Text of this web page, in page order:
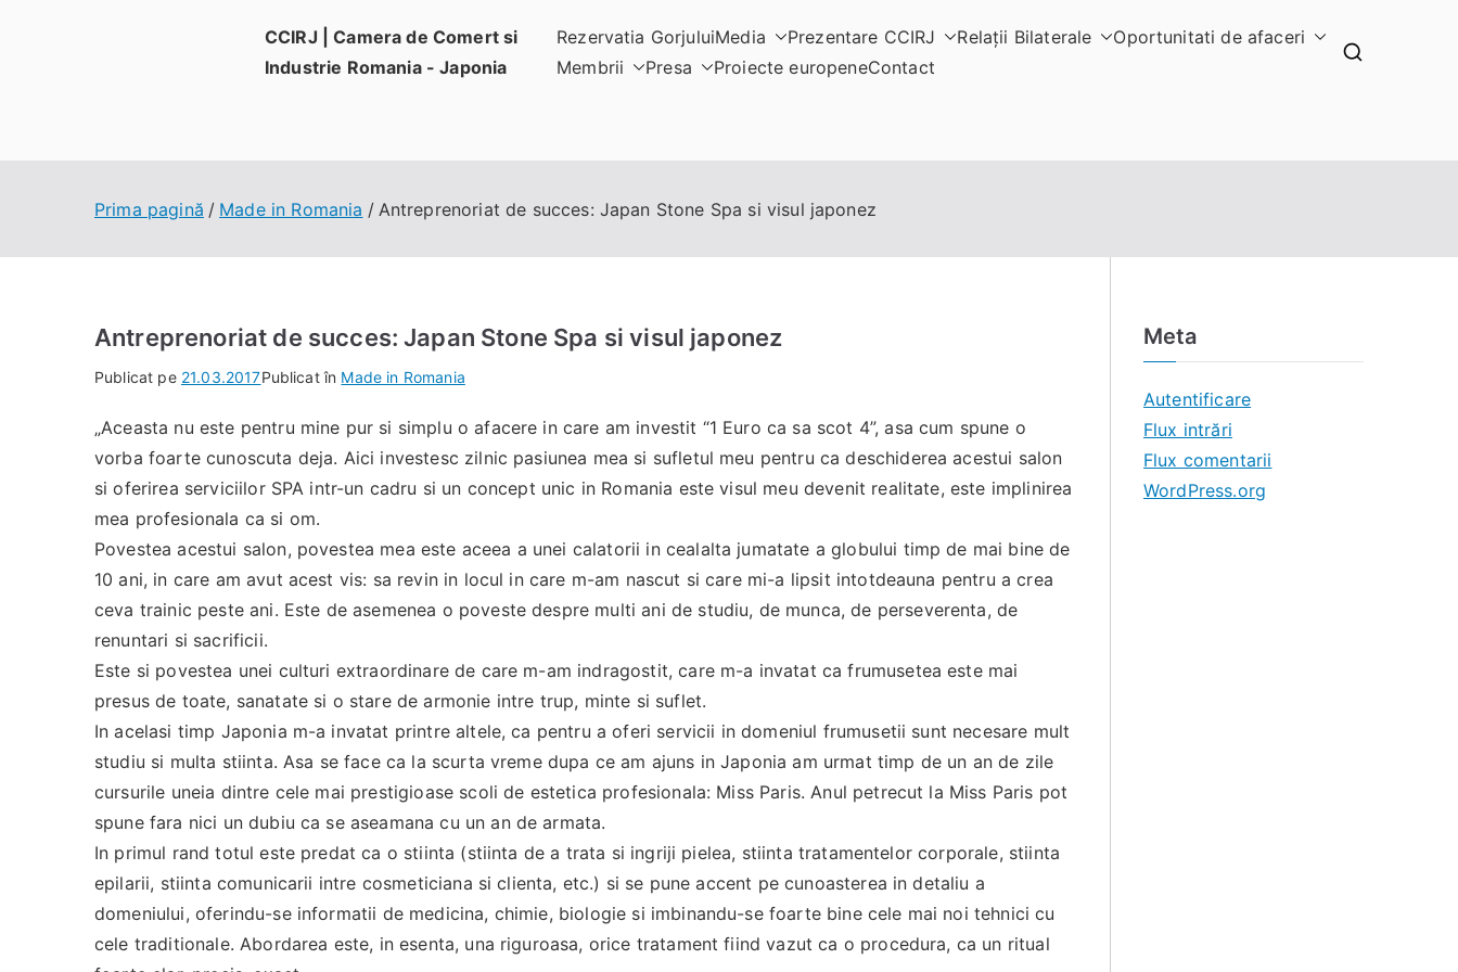
CCIRJ | Camera de Comert si
Industrie Romania - Japonia
Rezervatia GorjuluiMedia Prezentare CCIRJ Relaţii Bilaterale
Oportunitati de afaceri
Membrii
Presa Proiecte europeneContact
Prima pagină Made in Romania Antreprenoriat de succes: Japan Stone Spa si visul japonez
Antreprenoriat de succes: Japan Stone Spa si visul japonez
Publicat pe 21.03.2017Publicat în Made in Romania
„Aceasta nu este pentru mine pur si simplu o afacere in care am investit “1 Euro ca sa scot 4”, asa cum spune o
vorba foarte cunoscuta deja. Aici investesc zilnic pasiunea mea si sufletul meu pentru ca deschiderea acestui salon
si oferirea serviciilor SPA intr-un cadru si un concept unic in Romania este visul meu devenit realitate, este implinirea
mea profesionala ca si om.
Povestea acestui salon, povestea mea este aceea a unei calatorii in cealalta jumatate a globului timp de mai bine de
10 ani, in care am avut acest vis: sa revin in locul in care m-am nascut si care mi-a lipsit intotdeauna pentru a crea
ceva trainic peste ani. Este de asemenea o poveste despre multi ani de studiu, de munca, de perseverenta, de
renuntari si sacrificii.
Este si povestea unei culturi extraordinare de care m-am indragostit, care m-a invatat ca frumusetea este mai
presus de toate, sanatate si o stare de armonie intre trup, minte si suflet.
In acelasi timp Japonia m-a invatat printre altele, ca pentru a oferi servicii in domeniul frumusetii sunt necesare mult
studiu si multa stiinta. Asa se face ca la scurta vreme dupa ce am ajuns in Japonia am urmat timp de un an de zile
cursurile uneia dintre cele mai prestigioase scoli de estetica profesionala: Miss Paris. Anul petrecut la Miss Paris pot
spune fara nici un dubiu ca se aseamana cu un an de armata.
In primul rand totul este predat ca o stiinta (stiinta de a trata si ingriji pielea, stiinta tratamentelor corporale, stiinta
epilarii, stiinta comunicarii intre cosmeticiana si clienta, etc.) si se pune accent pe cunoasterea in detaliu a
domeniului, oferindu-se informatii de medicina, chimie, biologie si imbinandu-se foarte bine cele mai noi tehnici cu
cele traditionale. Abordarea este, in esenta, una riguroasa, orice tratament fiind vazut ca o procedura, ca un ritual
Meta
Autentificare
Flux intrări
Flux comentarii
WordPress.org